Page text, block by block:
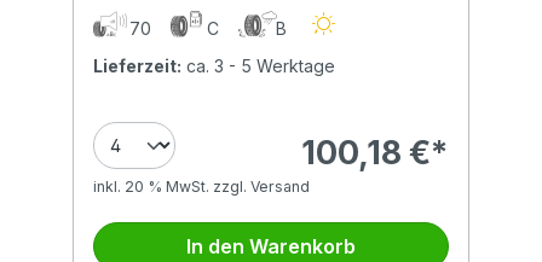
70 C
B
Lieferzeit: ca. 3 - 5 Werktage
100,18 €*
inkl. 20 % MwSt. zzgl. Versand
In den Warenkorb